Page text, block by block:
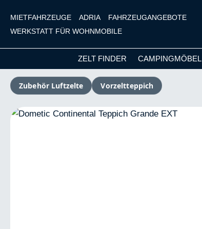
Hauptinhalt springen
Zur Suche springen
Zur Hauptnavigation springen
MIETFAHRZEUGE ADRIA
FAHRZEUGANGEBOTE
WERKSTATT FÜR WOHNMOBILE
ZELT FINDER CAMPINGMÖBEL
Zubehör Luftzelte Vorzeltteppich
Bildergalerie überspringen